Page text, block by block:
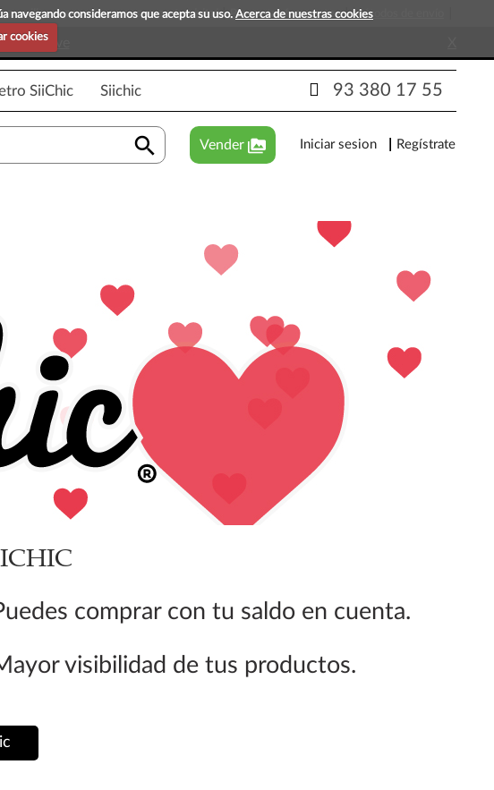
navegando consideramos que acepta su uso. Acerca de nuestras cookies
cookies
prendas que esperan tu visita! Preguntas frecuentes Métodos de envío
en breve
SiiChic Siichic 93 380 17 55
search Vender perm_media Iniciar sesion Regístrate
comprar con tu saldo en cuenta.
visibilidad de tus productos.